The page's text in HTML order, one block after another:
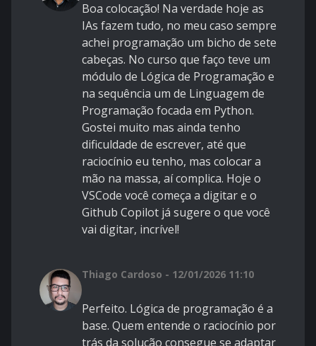
Boa colocação! Na verdade hoje as
IAs fazem tudo, no meu caso sempre
achei programação um bicho de sete
cabeças. No curso que faço teve um
módulo de Lógica de Programação e
na sequência um de Linguagem de
Programação focada em Python.
Gostei muito mas ainda tenho
dificuldade de escrever, até que
raciocínio eu tenho, mas colocar a
mão na massa, aí complica. Hoje o
VSCode você começa a digitar e o
Github Copilot já sugere o que você
vai digitar, incrível!
Thiago Cardoso - 12/01/2026 11:10
Perfeito. Lógica de programação é a
base. Quem entende o raciocínio por
trás da solução consegue se adaptar